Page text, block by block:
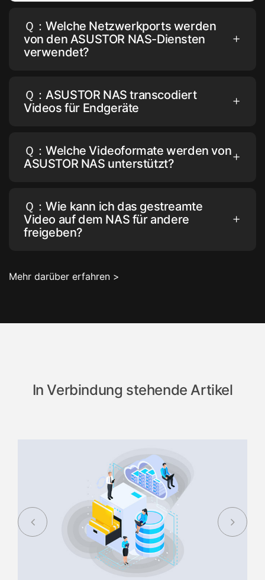
Ｑ：Welche Netzwerkports werden
von den ASUSTOR NAS-Diensten
verwendet?
Ｑ：ASUSTOR NAS transcodiert
Videos für Endgeräte
Ｑ：Welche Videoformate werden von
ASUSTOR NAS unterstützt?
Ｑ：Wie kann ich das gestreamte
Video auf dem NAS für andere
freigeben?
Mehr darüber erfahren >
In Verbindung stehende Artikel